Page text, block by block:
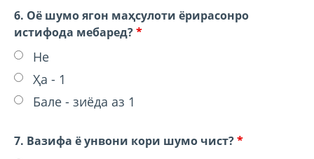
6. Оё шумо ягон маҳсулоти ёрирасонро
истифода мебаред?*
Не
Ҳа - 1
Бале - зиёда аз 1
7. Вазифа ё унвони кори шумо чист?*